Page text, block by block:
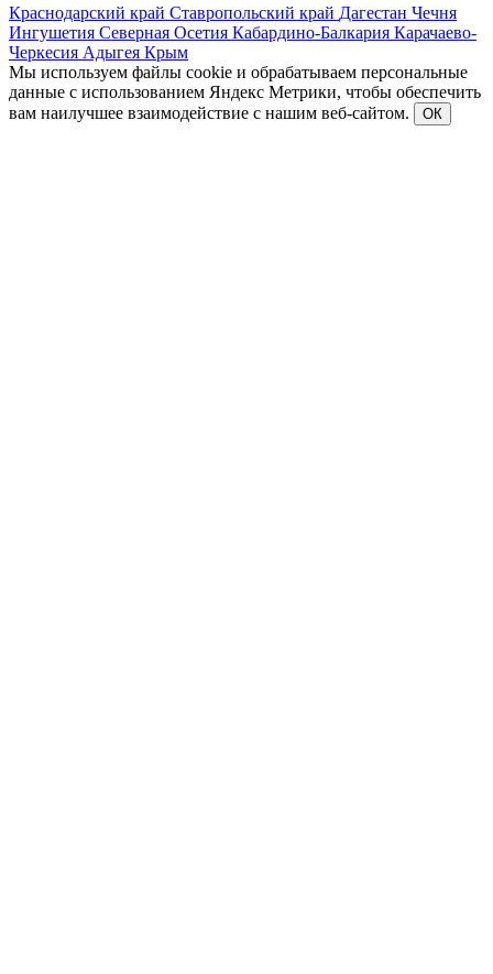
Краснодарский край Ставропольский край Дагестан Чечня
Ингушетия Северная Осетия Кабардино-Балкария Карачаево-
Черкесия Адыгея Крым
Мы используем файлы cookie и обрабатываем персональные
данные с использованием Яндекс Метрики, чтобы обеспечить
вам наилучшее взаимодействие с нашим веб-сайтом.
ОК